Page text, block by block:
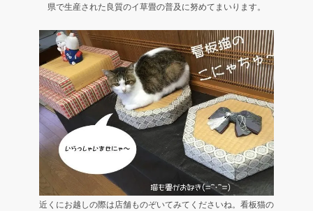
県で生産された良質のイ草畳の普及に努めてまいります。
近くにお越しの際は店舗ものぞいてみてくださいね。看板猫の